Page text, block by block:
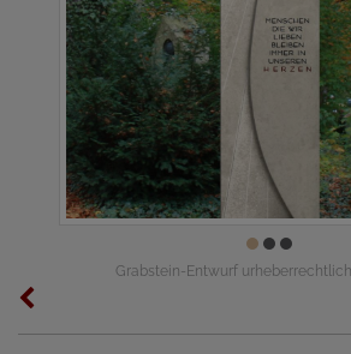
Grabstein-Entwurf